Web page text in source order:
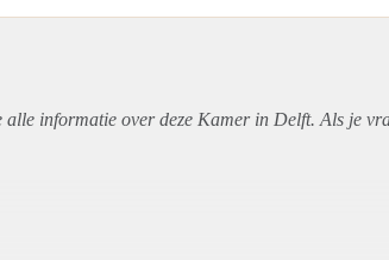
alle informatie over deze Kamer in Delft. Als je